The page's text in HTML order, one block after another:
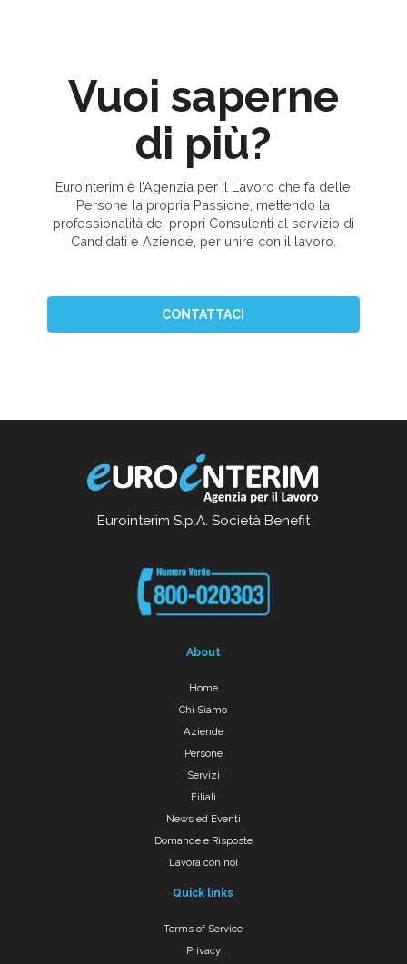
Vuoi saperne
di più?
Eurointerim è l’Agenzia per il Lavoro che fa delle
Persone la propria Passione, mettendo la
professionalità dei propri Consulenti al servizio di
Candidati e Aziende, per unire con il lavoro.
CONTATTACI
Eurointerim S.p.A. Società Benefit
About
Home
Chi Siamo
Aziende
Persone
Servizi
Filiali
News ed Eventi
Domande e Risposte
Lavora con noi
Quick links
Terms of Service
Privacy